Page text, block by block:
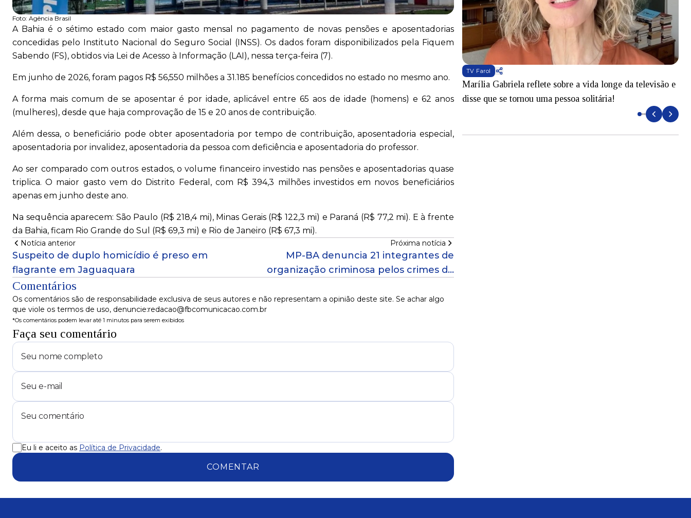
Foto: Agência Brasil
A Bahia é o sétimo estado com maior gasto mensal no pagamento de novas pensões e aposentadorias
concedidas pelo Instituto Nacional do Seguro Social (INSS). Os dados foram disponibilizados pela Fiquem
Sabendo (FS), obtidos via Lei de Acesso à Informação (LAI), nessa terça-feira (7).
Em junho de 2026, foram pagos R$ 56,550 milhões a 31.185 benefícios concedidos no estado no mesmo ano.
A forma mais comum de se aposentar é por idade, aplicável entre 65 aos de idade (homens) e 62 anos
(mulheres), desde que haja comprovação de 15 e 20 anos de contribuição.
Além dessa, o beneficiário pode obter aposentadoria por tempo de contribuição, aposentadoria especial,
aposentadoria por invalidez, aposentadoria da pessoa com deficiência e aposentadoria do professor.
Ao ser comparado com outros estados, o volume financeiro investido nas pensões e aposentadorias quase
triplica. O maior gasto vem do Distrito Federal, com R$ 394,3 milhões investidos em novos beneficiários
apenas em junho deste ano.
Na sequência aparecem: São Paulo (R$ 218,4 mi), Minas Gerais (R$ 122,3 mi) e Paraná (R$ 77,2 mi). E à frente
da Bahia, ficam Rio Grande do Sul (R$ 69,3 mi) e Rio de Janeiro (R$ 67,3 mi).
Notícia anterior
Suspeito de duplo homicídio é preso em
flagrante em Jaguaquara
Próxima notícia
MP-BA denuncia 21 integrantes de
organização criminosa pelos crimes de
Comentários
Os comentários são de responsabilidade exclusiva de seus autores e não representam a opinião deste site. Se achar algo
que viole os termos de uso, denuncie:redacao@fbcomunicacao.com.br
*Os comentários podem levar até 1 minutos para serem exibidos
Faça seu comentário
Eu li e aceito as Política de Privacidade.
COMENTAR
TV Farol
Marília Gabriela reflete sobre a vida longe da televisão e
disse que se tornou uma pessoa solitária!